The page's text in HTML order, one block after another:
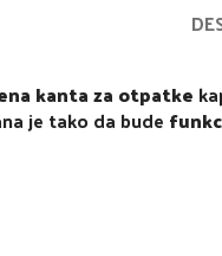
kanta za otpatke
je tako da bude